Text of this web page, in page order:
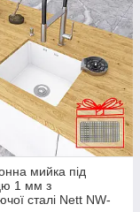
мийка під
1 мм з
сталі Nett NW-